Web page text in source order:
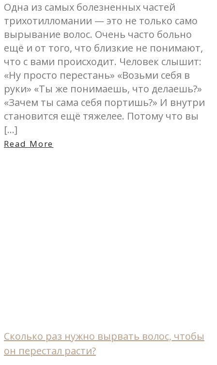
Одна из самых болезненных частей
трихотилломании — это не только само
вырывание волос. Очень часто больно
ещё и от того, что близкие не понимают,
что с вами происходит. Человек слышит:
«Ну просто перестань» «Возьми себя в
руки» «Ты же понимаешь, что делаешь?»
«Зачем ты сама себя портишь?» И внутри
становится ещё тяжелее. Потому что вы
[…]
Read More
Сколько раз нужно вырвать волос, чтобы
он перестал расти?